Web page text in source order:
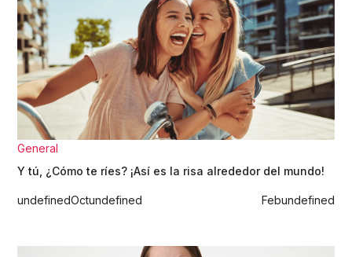
General
Y tú, ¿Cómo te ríes? ¡Así es la risa alrededor del mundo!
undefinedOctundefined Febundefined